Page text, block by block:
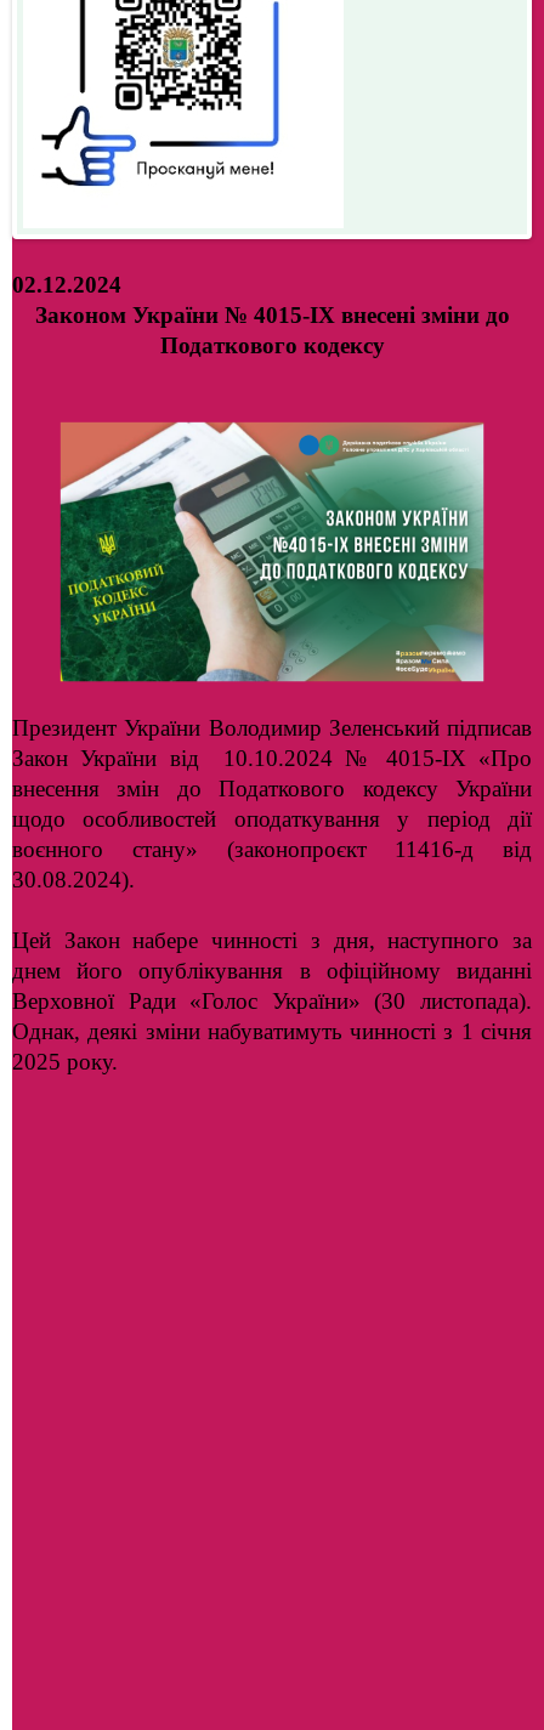
02.12.2024
Законом України № 4015-IX внесені зміни до
Податкового кодексу
Президент України Володимир Зеленський підписав
Закон України від 10.10.2024 № 4015-IX «Про
внесення змін до Податкового кодексу України
щодо особливостей оподаткування у період дії
воєнного стану» (законопроєкт 11416-д від
30.08.2024).
Цей Закон набере чинності з дня, наступного за
днем його опублікування в офіційному виданні
Верховної Ради «Голос України» (30 листопада).
Однак, деякі зміни набуватимуть чинності з 1 січня
2025 року.